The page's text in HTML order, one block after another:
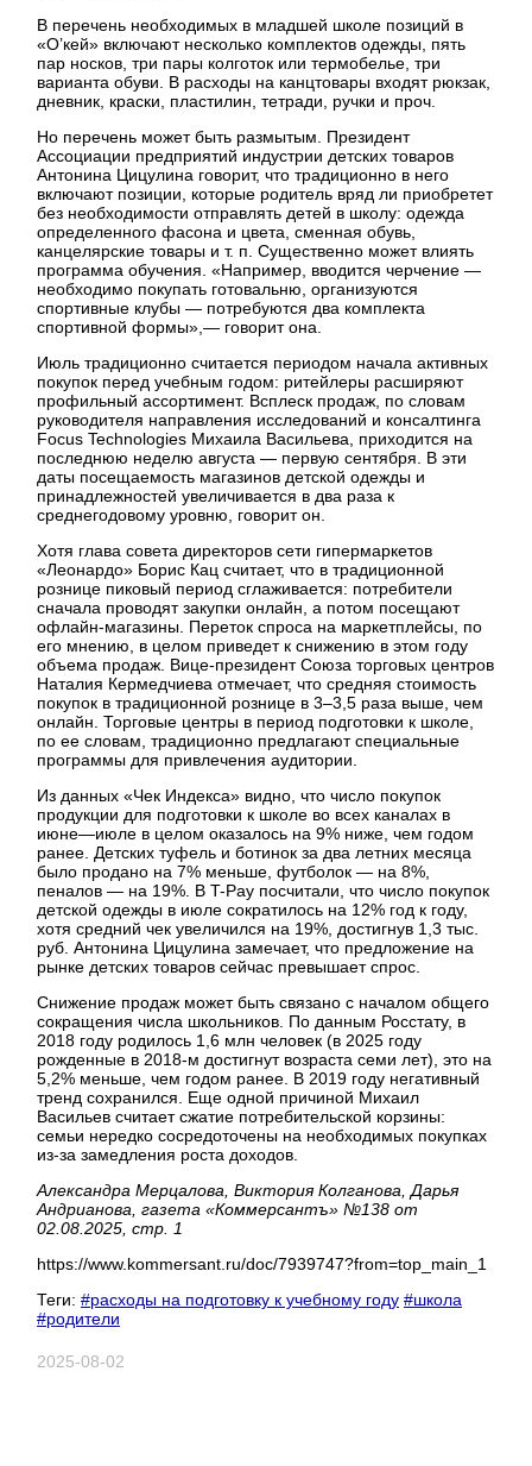
В перечень необходимых в младшей школе позиций в
«О’кей» включают несколько комплектов одежды, пять
пар носков, три пары колготок или термобелье, три
варианта обуви. В расходы на канцтовары входят рюкзак,
дневник, краски, пластилин, тетради, ручки и проч.
Но перечень может быть размытым. Президент
Ассоциации предприятий индустрии детских товаров
Антонина Цицулина говорит, что традиционно в него
включают позиции, которые родитель вряд ли приобретет
без необходимости отправлять детей в школу: одежда
определенного фасона и цвета, сменная обувь,
канцелярские товары и т. п. Существенно может влиять
программа обучения. «Например, вводится черчение —
необходимо покупать готовальню, организуются
спортивные клубы — потребуются два комплекта
спортивной формы»,— говорит она.
Июль традиционно считается периодом начала активных
покупок перед учебным годом: ритейлеры расширяют
профильный ассортимент. Всплеск продаж, по словам
руководителя направления исследований и консалтинга
Focus Technologies Михаила Васильева, приходится на
последнюю неделю августа — первую сентября. В эти
даты посещаемость магазинов детской одежды и
принадлежностей увеличивается в два раза к
среднегодовому уровню, говорит он.
Хотя глава совета директоров сети гипермаркетов
«Леонардо» Борис Кац считает, что в традиционной
рознице пиковый период сглаживается: потребители
сначала проводят закупки онлайн, а потом посещают
офлайн-магазины. Переток спроса на маркетплейсы, по
его мнению, в целом приведет к снижению в этом году
объема продаж. Вице-президент Союза торговых центров
Наталия Кермедчиева отмечает, что средняя стоимость
покупок в традиционной рознице в 3–3,5 раза выше, чем
онлайн. Торговые центры в период подготовки к школе,
по ее словам, традиционно предлагают специальные
программы для привлечения аудитории.
Из данных «Чек Индекса» видно, что число покупок
продукции для подготовки к школе во всех каналах в
июне—июле в целом оказалось на 9% ниже, чем годом
ранее. Детских туфель и ботинок за два летних месяца
было продано на 7% меньше, футболок — на 8%,
пеналов — на 19%. В T-Pay посчитали, что число покупок
детской одежды в июле сократилось на 12% год к году,
хотя средний чек увеличился на 19%, достигнув 1,3 тыс.
руб. Антонина Цицулина замечает, что предложение на
рынке детских товаров сейчас превышает спрос.
Снижение продаж может быть связано с началом общего
сокращения числа школьников. По данным Росстату, в
2018 году родилось 1,6 млн человек (в 2025 году
рожденные в 2018-м достигнут возраста семи лет), это на
5,2% меньше, чем годом ранее. В 2019 году негативный
тренд сохранился. Еще одной причиной Михаил
Васильев считает сжатие потребительской корзины:
семьи нередко сосредоточены на необходимых покупках
из-за замедления роста доходов.
Александра Мерцалова, Виктория Колганова, Дарья
Андрианова, газета «Коммерсантъ» №138 от
02.08.2025, стр. 1
https://www.kommersant.ru/doc/7939747?from=top_main_1
Теги: #расходы на подготовку к учебному году #школа
#родители
2025-08-02